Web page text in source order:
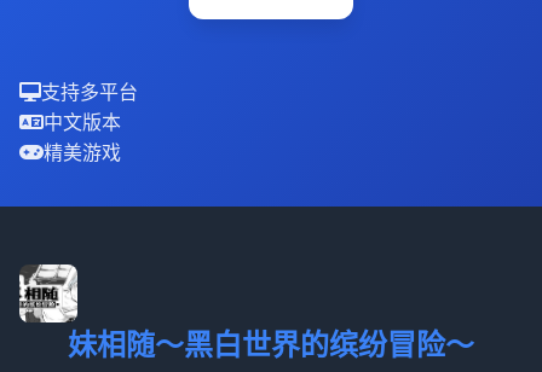
支持多平台
中文版本
精美游戏
妹相随～黑白世界的缤纷冒险～